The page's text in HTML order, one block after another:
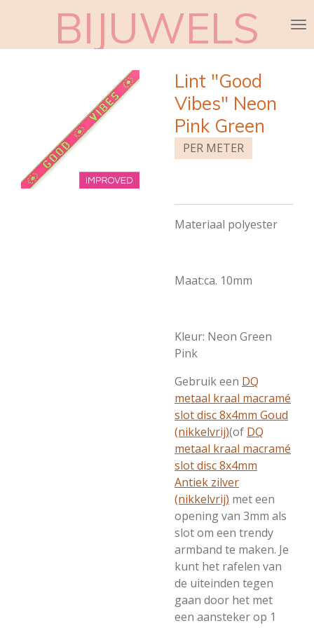
naar
BIJUWELS
Lint "Good
Vibes" Neon
Pink Green
PER METER
Materiaal polyester
Maat:ca. 10mm
Kleur: Neon Green
Pink
Gebruik een DQ
metaal kraal macramé
slot disc 8x4mm Goud
(nikkelvrij)(of DQ
metaal kraal macramé
slot disc 8x4mm
Antiek zilver
(nikkelvrij) met een
opening van 3mm als
slot om een trendy
armband te maken. Je
kunt het rafelen van
de uiteinden tegen
gaan door het met
een aansteker op 1